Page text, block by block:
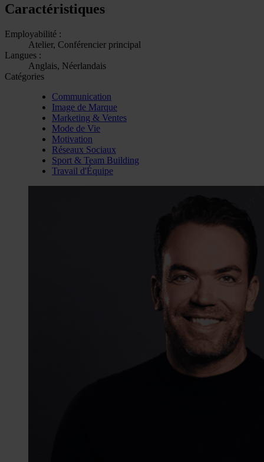
Caractéristiques
Employabilité :
Atelier, Conférencier principal
Langues :
Anglais, Néerlandais
Catégories
Communication
Image de Marque
Marketing & Ventes
Mode de Vie
Motivation
Réseaux Sociaux
Sport & Team Building
Travail d'Équipe